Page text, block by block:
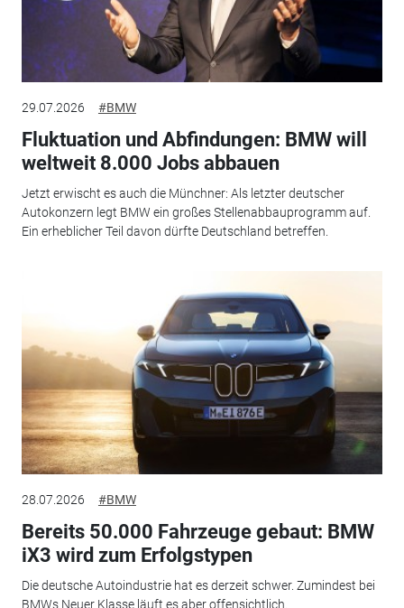
29.07.2026 #BMW
Fluktuation und Abfindungen: BMW will
weltweit 8.000 Jobs abbauen
Jetzt erwischt es auch die Münchner: Als letzter deutscher
Autokonzern legt BMW ein großes Stellenabbauprogramm auf.
Ein erheblicher Teil davon dürfte Deutschland betreffen.
28.07.2026 #BMW
Bereits 50.000 Fahrzeuge gebaut: BMW
iX3 wird zum Erfolgstypen
Die deutsche Autoindustrie hat es derzeit schwer. Zumindest bei
BMWs Neuer Klasse läuft es aber offensichtlich.